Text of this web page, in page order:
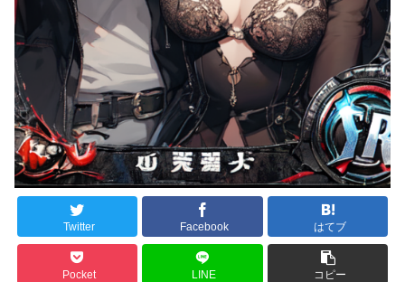
Twitter Facebook はてブ
Pocket LINE コピー